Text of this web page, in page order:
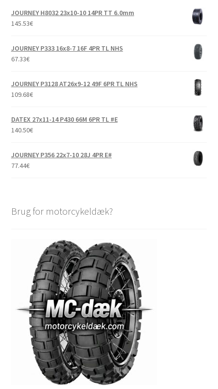
JOURNEY H8032 23x10-10 14PR TT 6.0mm
145.53€
JOURNEY P333 16x8-7 16F 4PR TL NHS
67.33€
JOURNEY P3128 AT26x9-12 49F 6PR TL NHS
109.68€
DATEX 27x11-14 P430 66M 6PR TL #E
140.50€
JOURNEY P356 22x7-10 28J 4PR E#
77.44€
Brug for motorcykeldæk?